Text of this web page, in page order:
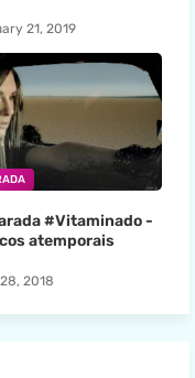
21, 2019
#Vitaminado -
atemporais
2018